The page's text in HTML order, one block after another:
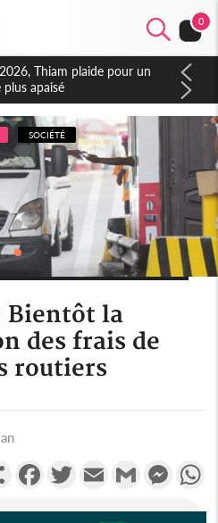
0
2026, les convocations
samedi
SOCIÉTÉ
Bientôt la
des frais de
routiers
PartagerFacebookTwitterEmail Gmail